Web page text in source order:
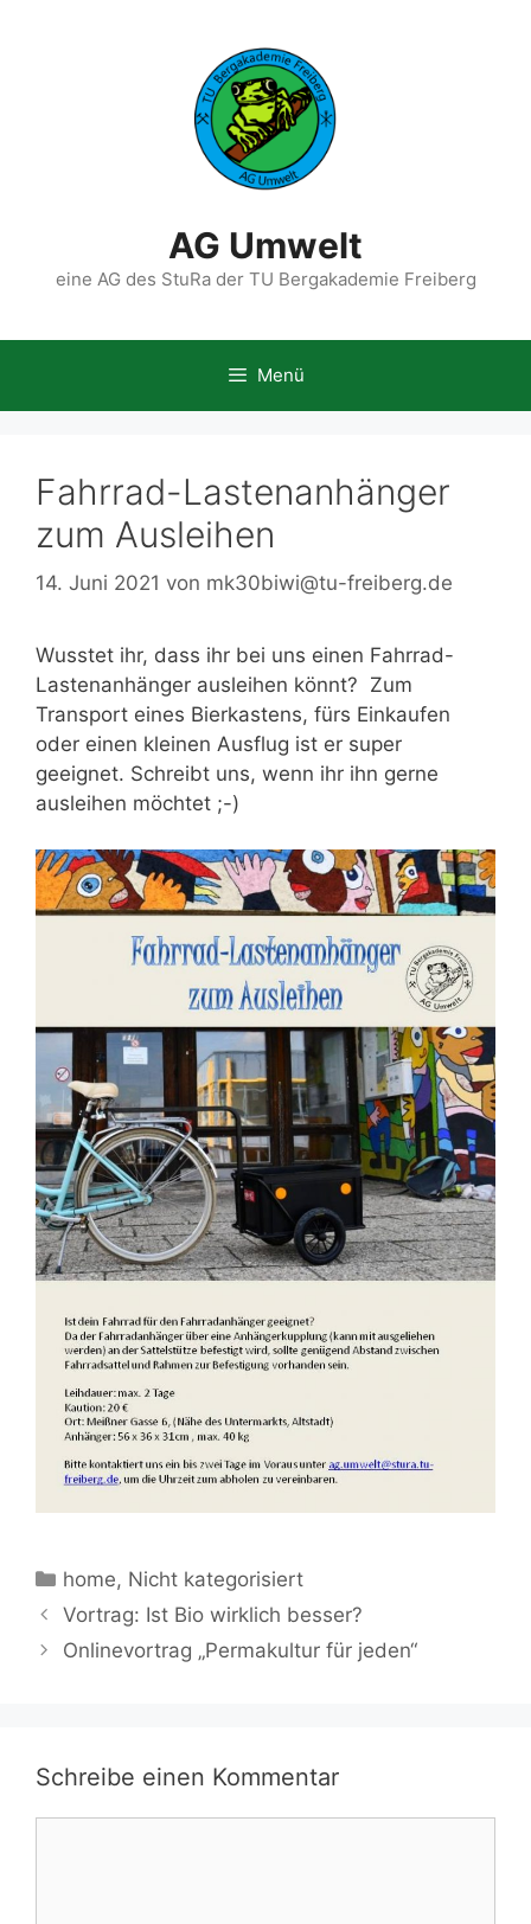
AG Umwelt
eine AG des StuRa der TU Bergakademie Freiberg
Menü
Fahrrad-Lastenanhänger
zum Ausleihen
14. Juni 2021 von mk30biwi@tu-freiberg.de
Wusstet ihr, dass ihr bei uns einen Fahrrad-
Lastenanhänger ausleihen könnt? Zum
Transport eines Bierkastens, fürs Einkaufen
oder einen kleinen Ausflug ist er super
geeignet. Schreibt uns, wenn ihr ihn gerne
ausleihen möchtet ;-)
Kategorien
home, Nicht kategorisiert
Vortrag: Ist Bio wirklich besser?
Onlinevortrag „Permakultur für jeden“
Schreibe einen Kommentar